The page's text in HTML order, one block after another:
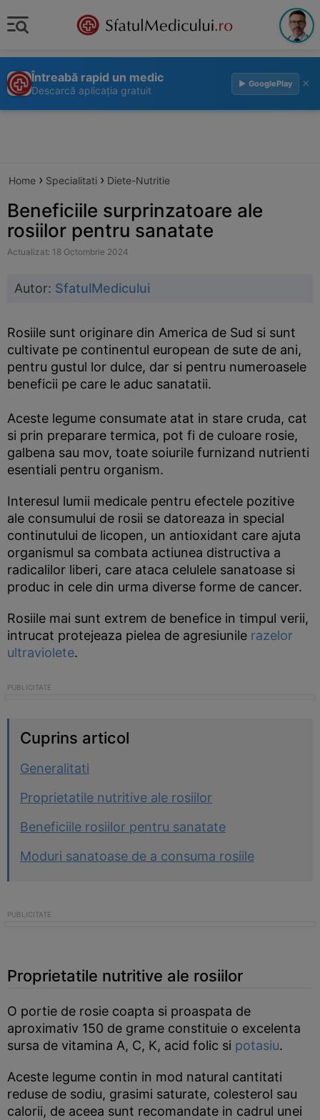
Întreabă rapid un medic
Descarcă aplicația gratuit
▶ GooglePlay ×
Home › Specialitati › Diete-Nutritie
Beneficiile surprinzatoare ale
rosiilor pentru sanatate
Actualizat: 18 Octombrie 2024
Autor: SfatulMedicului
Rosiile sunt originare din America de Sud si sunt
cultivate pe continentul european de sute de ani,
pentru gustul lor dulce, dar si pentru numeroasele
beneficii pe care le aduc sanatatii.
Aceste legume consumate atat in stare cruda, cat
si prin preparare termica, pot fi de culoare rosie,
galbena sau mov, toate soiurile furnizand nutrienti
esentiali pentru organism.
Interesul lumii medicale pentru efectele pozitive
ale consumului de rosii se datoreaza in special
continutului de licopen, un antioxidant care ajuta
organismul sa combata actiunea distructiva a
radicalilor liberi, care ataca celulele sanatoase si
produc in cele din urma diverse forme de cancer.
Rosiile mai sunt extrem de benefice in timpul verii,
intrucat protejeaza pielea de agresiunile razelor
ultraviolete.
Cuprins articol
Generalitati
Proprietatile nutritive ale rosiilor
Beneficiile rosiilor pentru sanatate
Moduri sanatoase de a consuma rosiile
Proprietatile nutritive ale rosiilor
O portie de rosie coapta si proaspata de
aproximativ 150 de grame constituie o excelenta
sursa de vitamina A, C, K, acid folic si potasiu.
Aceste legume contin in mod natural cantitati
reduse de sodiu, grasimi saturate, colesterol sau
calorii, de aceea sunt recomandate in cadrul unei